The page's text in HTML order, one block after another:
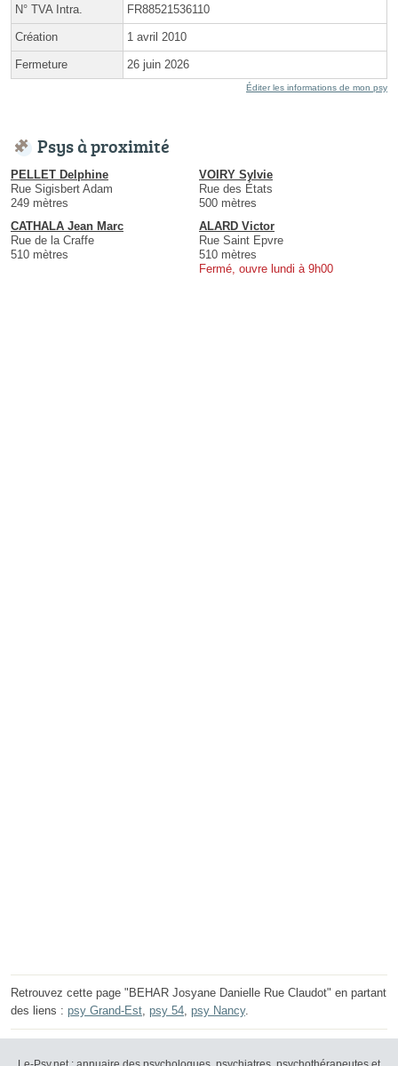
N° TVA Intra. FR88521536110
Création 1 avril 2010
Fermeture 26 juin 2026
Éditer les informations de mon psy
Psys à proximité
PELLET Delphine
Rue Sigisbert Adam
249 mètres
VOIRY Sylvie
Rue des États
500 mètres
CATHALA Jean Marc
Rue de la Craffe
510 mètres
ALARD Victor
Rue Saint Epvre
510 mètres
Fermé, ouvre lundi à 9h00
Retrouvez cette page "BEHAR Josyane Danielle Rue Claudot" en partant
des liens : psy Grand-Est psy 54 psy Nancy.